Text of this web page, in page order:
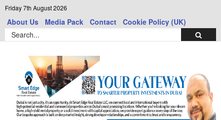
Friday 7th August 2026
About Us Media Pack Contact Cookie Policy (UK)